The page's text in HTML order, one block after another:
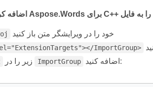
خود را در ویرایشگر متن باز کنید
ImportGroup>
ImportGroup اضافه کنید: